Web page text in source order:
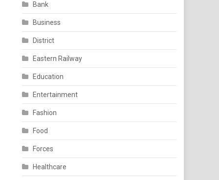
Bank
Business
District
Eastern Railway
Education
Entertainment
Fashion
Food
Forces
Healthcare